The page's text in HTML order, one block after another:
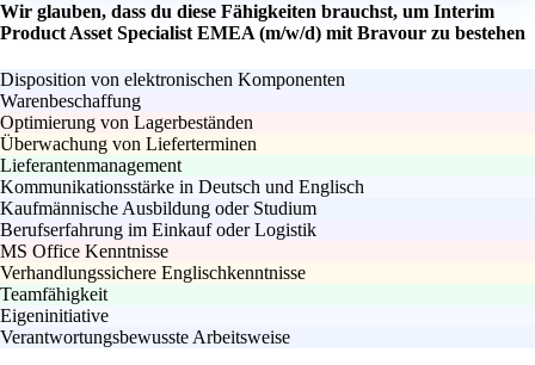
Wir glauben, dass du diese Fähigkeiten brauchst, um Interim
Product Asset Specialist EMEA (m/w/d) mit Bravour zu bestehen
Disposition von elektronischen Komponenten
Warenbeschaffung
Optimierung von Lagerbeständen
Überwachung von Lieferterminen
Lieferantenmanagement
Kommunikationsstärke in Deutsch und Englisch
Kaufmännische Ausbildung oder Studium
Berufserfahrung im Einkauf oder Logistik
MS Office Kenntnisse
Verhandlungssichere Englischkenntnisse
Teamfähigkeit
Eigeninitiative
Verantwortungsbewusste Arbeitsweise